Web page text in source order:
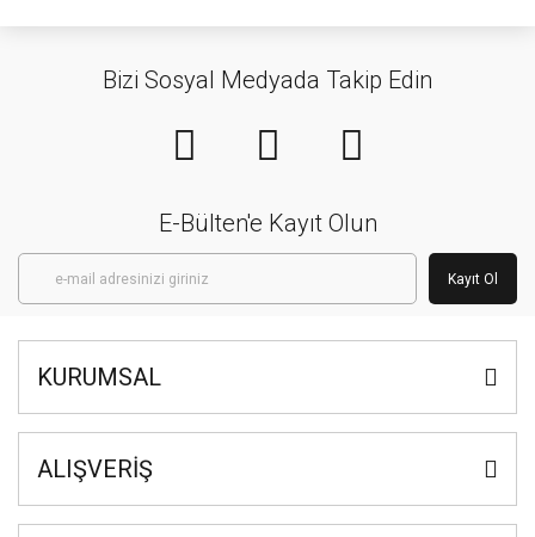
Bizi Sosyal Medyada Takip Edin
E-Bülten'e Kayıt Olun
Kayıt Ol
KURUMSAL
ALIŞVERİŞ